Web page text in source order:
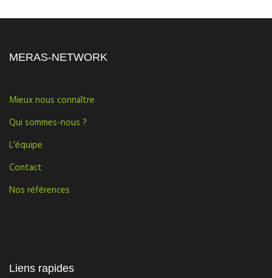
MERAS-NETWORK
Mieux nous connaître
Qui sommes-nous ?
L’équipe
Contact
Nos références
Liens rapides